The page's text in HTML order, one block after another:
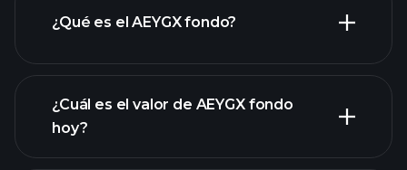
¿Qué es el AEYGX fondo?
¿Cuál es el valor de AEYGX fondo
hoy?